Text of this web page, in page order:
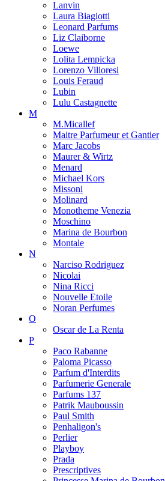
Lanvin
Laura Biagiotti
Leonard Parfums
Liz Claiborne
Loewe
Lolita Lempicka
Lorenzo Villoresi
Louis Feraud
Lubin
Lulu Castagnette
M
M.Micallef
Maitre Parfumeur et Gantier
Marc Jacobs
Maurer & Wirtz
Menard
Michael Kors
Missoni
Molinard
Monotheme Venezia
Moschino
Marina de Bourbon
Montale
N
Narciso Rodriguez
Nicolai
Nina Ricci
Nouvelle Etoile
Noran Perfumes
O
Oscar de La Renta
P
Paco Rabanne
Paloma Picasso
Parfum d'Interdits
Parfumerie Generale
Parfums 137
Patrik Mauboussin
Paul Smith
Penhaligon's
Perlier
Playboy
Prada
Prescriptives